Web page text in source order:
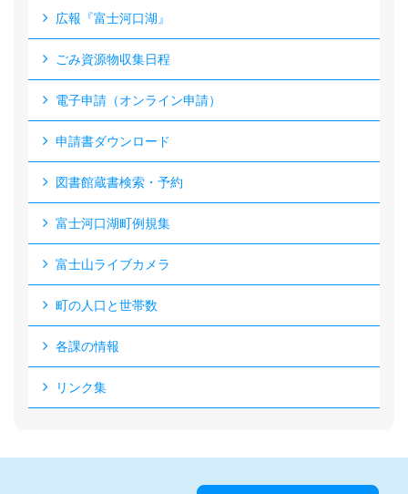
広報『富士河口湖』
ごみ資源物収集日程
電子申請（オンライン申請）
申請書ダウンロード
図書館蔵書検索・予約
富士河口湖町例規集
富士山ライブカメラ
町の人口と世帯数
各課の情報
リンク集